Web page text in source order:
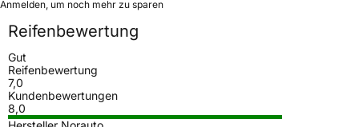
Anmelden, um noch mehr zu sparen
Reifenbewertung
Gut
Reifenbewertung
7,0
Kundenbewertungen
8,0